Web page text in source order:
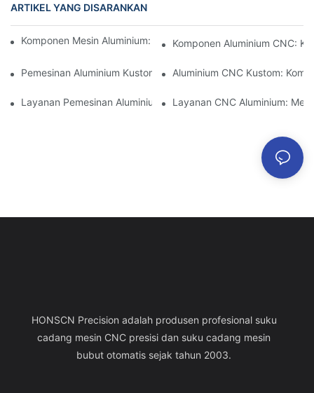
ARTIKEL YANG DISARANKAN
Komponen Mesin Aluminium: Kustomisasi Untuk Pasar Niche
Komponen Aluminium CNC:
Pemesinan Aluminium Kustom: Menjelajahi Inovasi Industri
Aluminium CNC Kustom:
Layanan Pemesinan Aluminium: Manajemen Proyek
Layanan CNC Aluminium:
HONSCN Precision adalah produsen profesional suku
cadang mesin CNC presisi dan suku cadang mesin
bubut otomatis sejak tahun 2003.